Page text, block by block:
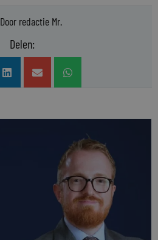
Door redactie Mr.
Delen: